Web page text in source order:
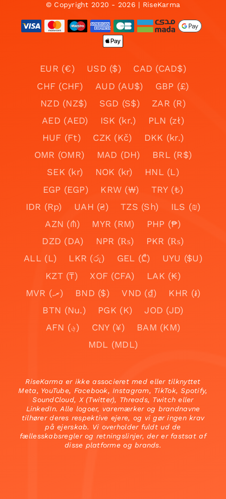
© Copyright 2020 - 2026 | RiseKarma
EUR (€) USD ($)
CAD (CAD$)
CHF (CHF)
AUD (AU$)
GBP (£)
NZD (NZ$)
SGD (S$)
ZAR (R)
AED (AED)
ISK (kr.)
PLN (zł)
HUF (Ft)
CZK (Kč)
DKK (kr.)
OMR (OMR)
MAD (DH)
BRL (R$)
SEK (kr)
NOK (kr)
HNL (L)
EGP (EGP)
KRW (₩)
TRY (₺)
IDR (Rp)
UAH (₴) TZS (Sh)
ILS (₪)
AZN (₼)
MYR (RM)
PHP (₱)
DZD (DA)
NPR (₨)
PKR (₨)
ALL (L)
LKR (රු) GEL (₾)
UYU ($U)
KZT (₸)
XOF (CFA)
LAK (₭)
MVR (.ރ)
BND ($) VND (₫)
KHR (៛)
BTN (Nu.)
PGK (K)
JOD (JD)
AFN (؋)
CNY (¥)
BAM (KM)
MDL (MDL)
RiseKarma er ikke associeret med eller tilknyttet
Meta, YouTube, Facebook, Instagram, TikTok, Spotify,
SoundCloud, X (Twitter), Threads, Twitch eller
LinkedIn. Alle logoer, varemærker og brandnavne
tilhører deres respektive ejere, og vi gør ingen krav
på ejerskab. Vi overholder fuldt ud de
fællesskabsregler og retningslinjer, der er fastsat af
disse platforme og brands.